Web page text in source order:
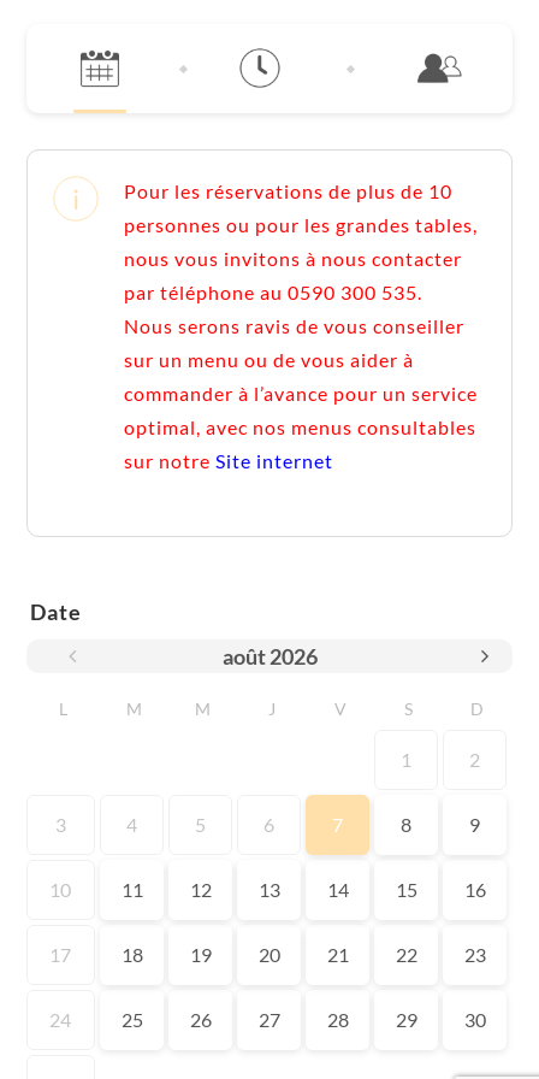
Pour les réservations de plus de 10
personnes ou pour les grandes tables,
nous vous invitons à nous contacter
par téléphone au 0590 300 535.
Nous serons ravis de vous conseiller
sur un menu ou de vous aider à
commander à l’avance pour un service
optimal, avec nos menus consultables
sur notreSite internet
Date
août 2026
L M M J V S D
1 2
3 4 5 6 7 8 9
10 11 12 13 14 15 16
17 18 19 20 21 22 23
24 25 26 27 28 29 30